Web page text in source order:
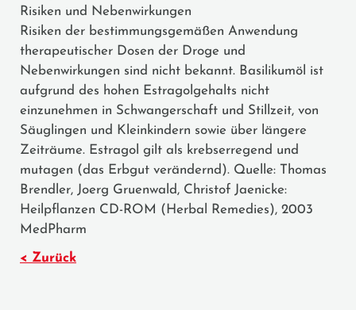
Risiken und Nebenwirkungen
Risiken der bestimmungsgemäßen Anwendung
therapeutischer Dosen der Droge und
Nebenwirkungen sind nicht bekannt. Basilikumöl ist
aufgrund des hohen Estragolgehalts nicht
einzunehmen in Schwangerschaft und Stillzeit, von
Säuglingen und Kleinkindern sowie über längere
Zeiträume. Estragol gilt als krebserregend und
mutagen (das Erbgut verändernd). Quelle: Thomas
Brendler, Joerg Gruenwald, Christof Jaenicke:
Heilpflanzen CD-ROM (Herbal Remedies), 2003
MedPharm
< Zurück